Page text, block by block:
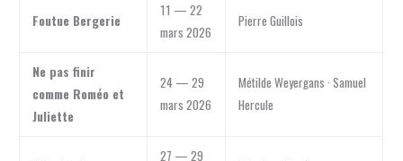
Foutue Bergerie
11 — 22
mars 2026
Pierre Guillois
Ne pas finir
comme Roméo et
Juliette
24 — 29
mars 2026
Métilde Weyergans · Samuel
Hercule
27 — 29